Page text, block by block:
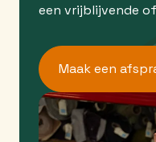
een vrijblijvende
Maak een